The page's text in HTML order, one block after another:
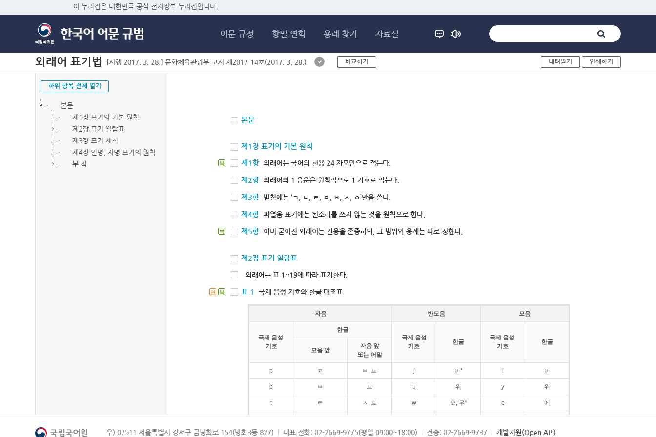
이 누리집은 대한민국 공식 전자정부 누리집입니다.
어문 규정 항별 연혁 용례 찾기 자료실
외래어 표기법 [시행 2017. 3. 28.] 문화체육관광부 고시 제2017-14호(2017. 3. 28.) 비교하기 내려받기 인쇄하기
하위 항목 전체 열기
본문
제1장 표기의 기본 원칙
제2장 표기 일람표
제3장 표기 세칙
제4장 인명, 지명 표기의 원칙
부 칙
본문
제1장 표기의 기본 원칙
북 제1항 외래어는 국어의 현용 24 자모만으로 적는다.
제2항 외래어의 1 음운은 원칙적으로 1 기호로 적는다.
제3항 받침에는 ‘ㄱ, ㄴ, ㄹ, ㅁ, ㅂ, ㅅ, ㅇ’만을 쓴다.
제4항 파열음 표기에는 된소리를 쓰지 않는 것을 원칙으로 한다.
북 제5항 이미 굳어진 외래어는 관용을 존중하되, 그 범위와 용례는 따로 정한다.
제2장 표기 일람표
외래어는 표 1~19에 따라 표기한다.
연 북 표 1 국제 음성 기호와 한글 대조표
자음 반모음 모음
국제 음성
기호
한글
국제 음성
기호
한글
국제 음성
기호
한글
모음 앞
자음 앞
또는 어말
p ㅍ ㅂ, 프 j 이* i 이
b ㅂ 브 ɥ 위 y 위
t ㅌ ㅅ, 트 w 오, 우* e 에
k ㅋ ㄱ, 크 ɛ 에
우) 07511 서울특별시 강서구 금낭화로 154(방화3동 827) 대표 전화: 02-2669-9775(평일 09:00~18:00) 전송: 02-2669-9737 개발지원(Open API)